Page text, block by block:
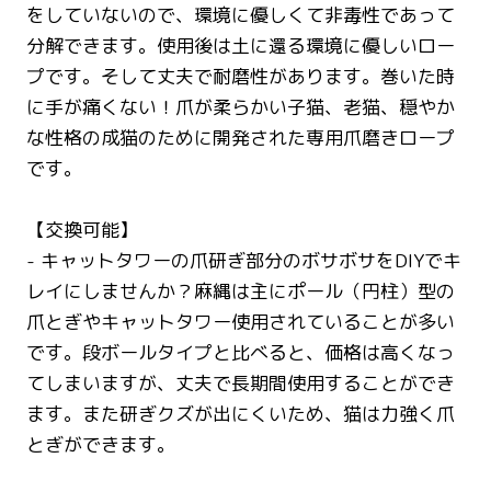
をしていないので、環境に優しくて非毒性であって
分解できます。使用後は土に還る環境に優しいロー
プです。そして丈夫で耐磨性があります。巻いた時
に手が痛くない！爪が柔らかい子猫、老猫、穏やか
な性格の成猫のために開発された専用爪磨きロープ
です。
【交換可能】
- キャットタワーの爪研ぎ部分のボサボサをDIYでキ
レイにしませんか？麻縄は主にポール（円柱）型の
爪とぎやキャットタワー使用されていることが多い
です。段ボールタイプと比べると、価格は高くなっ
てしまいますが、丈夫で長期間使用することができ
ます。また研ぎクズが出にくいため、猫は力強く爪
とぎができます。